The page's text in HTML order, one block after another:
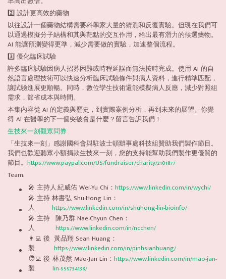
2️⃣ 設計更高效的藥物
以往設計一個藥物結構需要科學家大量的猜測和反覆實驗。但現在我們可
以通過模擬分子結構和其與靶點的交互作用，給出最有潛力的候選藥物。
AI 能讓預測變得更準，減少需要做的實驗，加速整個流程。
3️⃣ 優化臨床試驗
許多臨床試驗因病人招募困難或時程延誤而無法按時完成。使用 AI 的自
然語言處理技術可以快速分析臨床試驗條件與病人資料，進行精準匹配，
讓試驗進展更順暢。同時，數位孿生技術還能模擬病人反應，減少對照組
需求，節省成本與時間。
本集內容從 AI 的定義與歷史，到實際案例分析，再到未來的展望。你覺
得 AI 在醫學的下一個突破會是什麼？留言告訴我們！
生技來一刻觀眾問券
「生技來一刻」感謝國科會與駐波士頓辦事處科技組贊助我們製作節目。
我們也歡迎聽眾小額捐款生技來一刻，您的支持能幫助我們製作更優質的
節目。 https://www.paypal.com/US/fundraiser/charity/2101877
Team:
🎤 主持人紀威佑 Wei-Yu Chi： https://www.linkedin.com/in/wychi/
🎤 主持
人
林書弘 Shu-Hong Lin：
https://www.linkedin.com/in/shuhong-lin-bioinfo/
🎤 主持
人
陳乃群 Nae-Chyun Chen：
https://www.linkedin.com/in/ncchen/
👩‍💻 後
製
黃品翔 Sean Huang：
https://www.linkedin.com/in/pinhsianhuang/
🧑‍💻 後
製
林茂然 Mao-Jan Lin： https://www.linkedin.com/in/mao-jan-
lin-959734138/